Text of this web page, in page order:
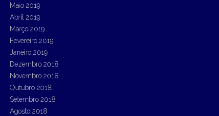
Maio 2019
Abril 2019
Março 2019
Fevereiro 2019
Janeiro 2019
Dezembro 2018
Novembro 2018
Outubro 2018
Setembro 2018
Agosto 2018